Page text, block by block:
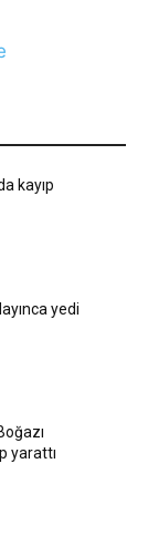
kayıp
yedi
yarattı